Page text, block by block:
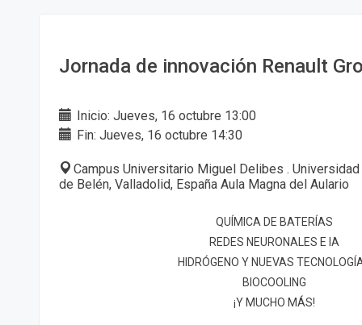
Jornada de innovación Renault
Inicio: Jueves, 16 octubre 13:00
Fin: Jueves, 16 octubre 14:30
Campus Universitario Miguel Delibes .
de Belén, Valladolid, España Aula Magna del Aulario
QUÍMICA DE BATERÍAS
REDES NEURONALES E IA
HIDRÓGENO Y NUEVAS
BIOCOOLING
¡Y MUCHO MÁS!